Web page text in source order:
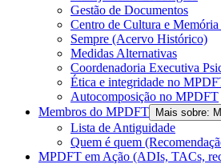
Gestão de Documentos
Centro de Cultura e
Sempre (Acervo Histórico)
Medidas Alternativas
Coordenadoria Executiva
Ética e integridade no
Autocomposição no MPDFT
Membros do MPDFT
Mais sobre:
Lista de Antiguidade
Quem é quem
MPDFT em Ação (ADIs, TACs,